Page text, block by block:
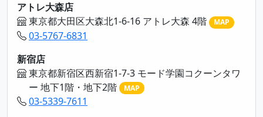
アトレ大森店
東京都大田区大森北1-6-16 アトレ大森 4階
MAP
03-5767-6831
新宿店
東京都新宿区西新宿1-7-3 モード学園コクーンタワ
ー 地下1階・地下2階
MAP
03-5339-7611